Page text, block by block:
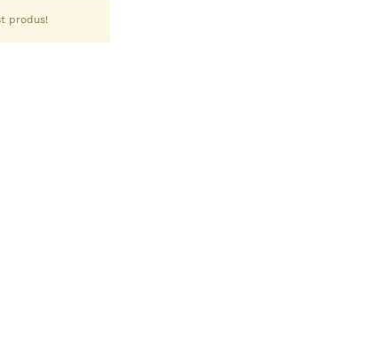
produs!